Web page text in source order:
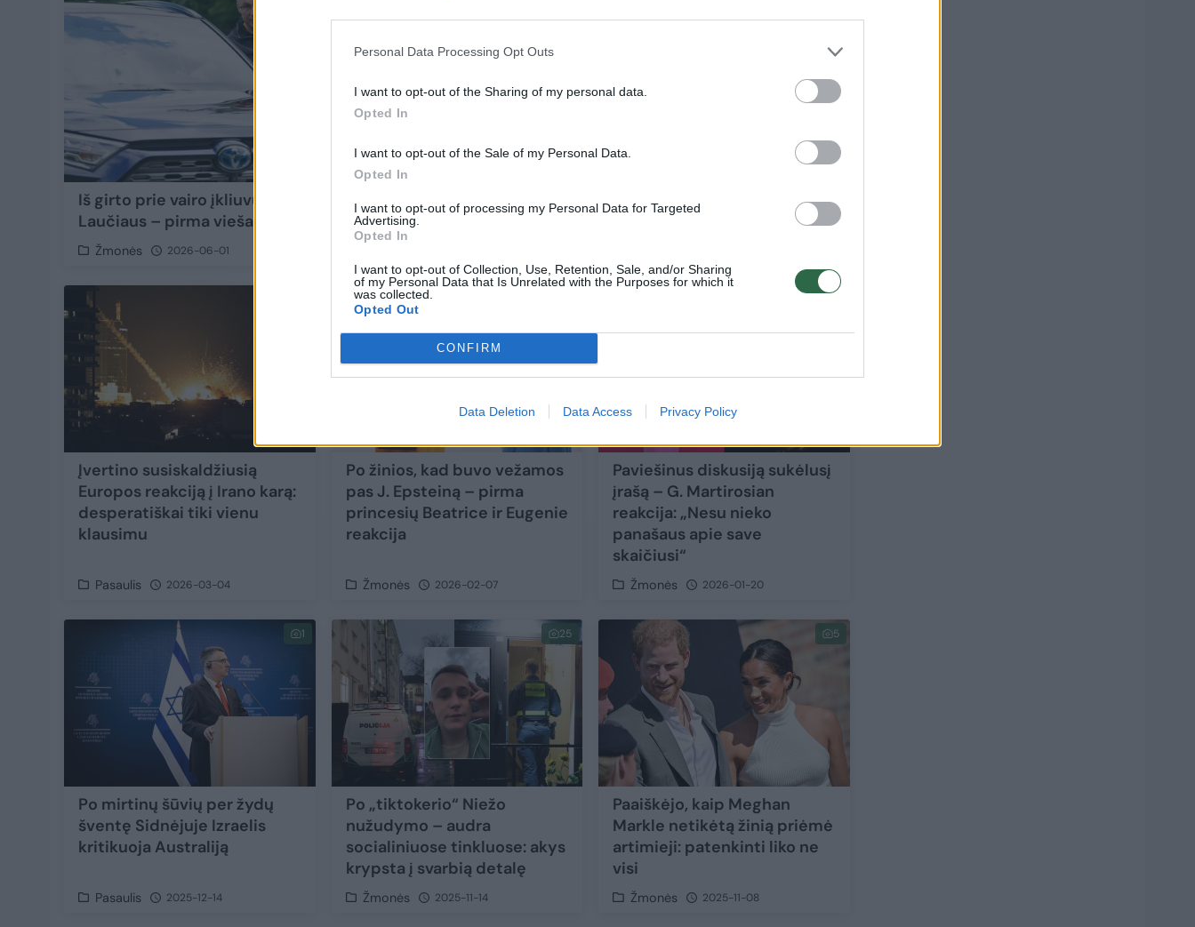
Personal Data Processing Opt Outs
I want to opt-out of the Sharing of my personal data.
Opted In
I want to opt-out of the Sale of my Personal Data.
Opted In
I want to opt-out of processing my Personal Data for Targeted
Advertising.
Opted In
I want to opt-out of Collection, Use, Retention, Sale, and/or Sharing
of my Personal Data that Is Unrelated with the Purposes for which it
was collected.
Opted Out
CONFIRM
Data Deletion Data Access Privacy Policy
Iš girto prie vairo įkliuvusio Vladimiro
Laučiaus – pirma vieša reakcija
Žmonės 2026-06-01
Varėnos r. nukritęs dronas – pasaulio
žiniasklaidos dėmesio centre
Įvertino susiskaldžiusią
Europos reakciją į Irano karą:
desperatiškai tiki vienu
klausimu
Pasaulis 2026-03-04
Po žinios, kad buvo vežamos
pas J. Epsteiną – pirma
princesių Beatrice ir Eugenie
reakcija
Žmonės 2026-02-07
Paviešinus diskusiją sukėlusį
įrašą – G. Martirosian
reakcija: „Nesu nieko
panašaus apie save
skaičiusi“
Žmonės 2026-01-20
1
Po mirtinų šūvių per žydų
šventę Sidnėjuje Izraelis
kritikuoja Australiją
Pasaulis 2025-12-14
25
Po „tiktokerio“ Niežo
nužudymo – audra
socialiniuose tinkluose: akys
krypsta į svarbią detalę
Žmonės 2025-11-14
5
Paaiškėjo, kaip Meghan
Markle netikėtą žinią priėmė
artimieji: patenkinti liko ne
visi
Žmonės 2025-11-08